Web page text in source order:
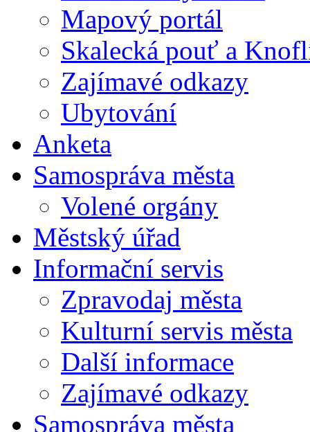
Mapový portál
Skalecká pouť a
Zajímavé odkazy
Ubytování
Anketa
Samospráva města
Volené orgány
Městský úřad
Informační servis
Zpravodaj města
Kulturní servis města
Další informace
Zajímavé odkazy
Samospráva města